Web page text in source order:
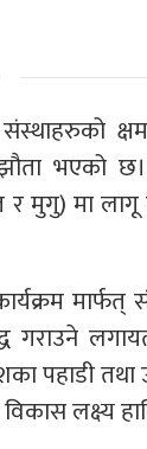
भएको
मा लागू
गराउने
पहाडी तथा
लक्ष्य